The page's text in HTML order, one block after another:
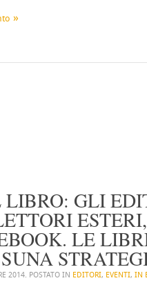
LIBRO: GLI
LE
2014. POSTATO IN EDITORI, EVENTI, IN